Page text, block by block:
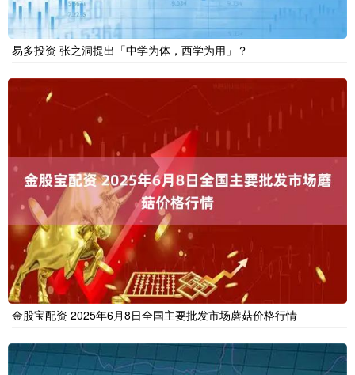
易多投资 张之洞提出「中学为体，西学为用」？
金股宝配资 2025年6月8日全国主要批发市场蘑菇价格行情